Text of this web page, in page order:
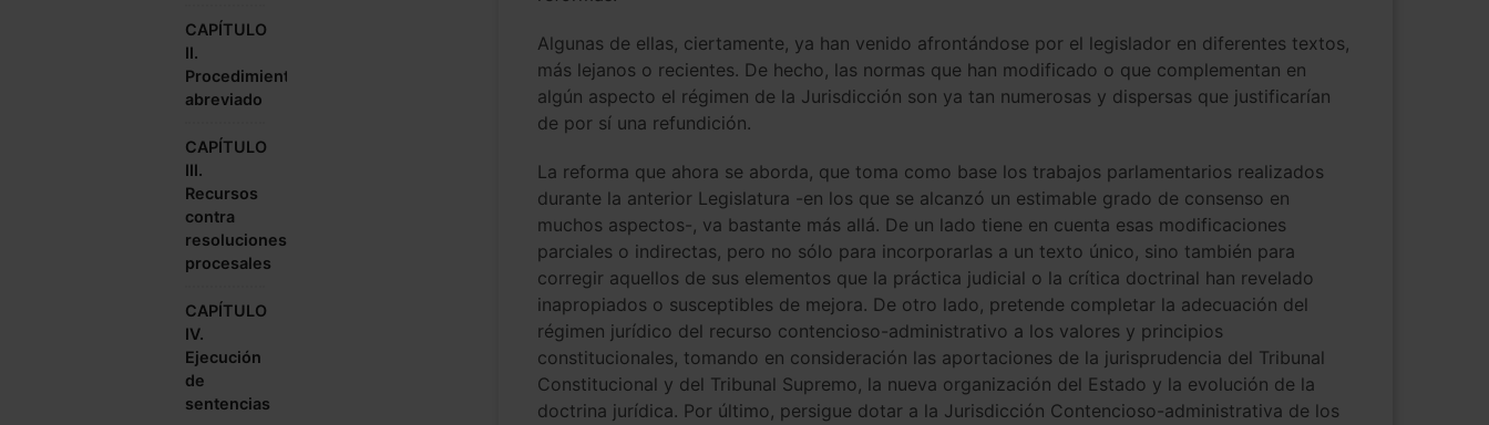
CAPÍTULO
II.
Procedimiento
abreviado
CAPÍTULO
III.
Recursos
contra
resoluciones
procesales
CAPÍTULO
IV.
Ejecución
de
sentencias
Algunas de ellas, ciertamente, ya han venido afrontándose por el legislador en diferentes textos,
más lejanos o recientes. De hecho, las normas que han modificado o que complementan en
algún aspecto el régimen de la Jurisdicción son ya tan numerosas y dispersas que justificarían
de por sí una refundición.
La reforma que ahora se aborda, que toma como base los trabajos parlamentarios realizados
durante la anterior Legislatura -en los que se alcanzó un estimable grado de consenso en
muchos aspectos-, va bastante más allá. De un lado tiene en cuenta esas modificaciones
parciales o indirectas, pero no sólo para incorporarlas a un texto único, sino también para
corregir aquellos de sus elementos que la práctica judicial o la crítica doctrinal han revelado
inapropiados o susceptibles de mejora. De otro lado, pretende completar la adecuación del
régimen jurídico del recurso contencioso-administrativo a los valores y principios
constitucionales, tomando en consideración las aportaciones de la jurisprudencia del Tribunal
Constitucional y del Tribunal Supremo, la nueva organización del Estado y la evolución de la
doctrina jurídica. Por último, persigue dotar a la Jurisdicción Contencioso-administrativa de los